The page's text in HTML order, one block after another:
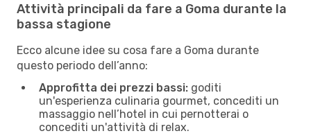
Attività principali da fare a Goma durante la
bassa stagione
Ecco alcune idee su cosa fare a Goma durante
questo periodo dell’anno:
Approfitta dei prezzi bassi: goditi
un'esperienza culinaria gourmet, concediti un
massaggio nell’hotel in cui pernotterai o
concediti un'attività di relax.